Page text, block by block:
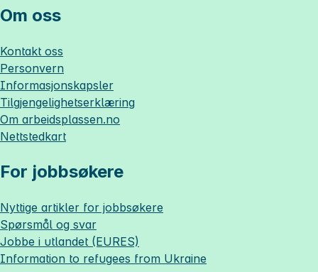
Om oss
Kontakt oss
Personvern
Informasjonskapsler
Tilgjengelighetserklæring
Om arbeidsplassen.no
Nettstedkart
For jobbsøkere
Nyttige artikler for jobbsøkere
Spørsmål og svar
Jobbe i utlandet (EURES)
Information to refugees from Ukraine